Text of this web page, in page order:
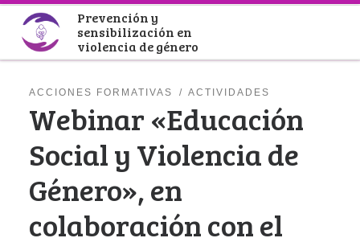
Saltar al contenido
Prevención y
sensibilización en
violencia de género
ACCIONES FORMATIVAS ACTIVIDADES
Webinar «Educación
Social y Violencia de
Género», en
colaboración con el